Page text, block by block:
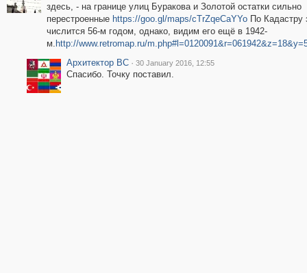
здесь, - на границе улиц Буракова и Золотой остатки сильно
перестроенные https://goo.gl/maps/cTrZqeCaYYoПо Кадастру
числится 56-м годом, однако, видим его ещё в 1942-
м. http://www.retromap.ru/
Архитектор ВС · 30 January 2016, 12:55
Спасибо. Точку поставил.